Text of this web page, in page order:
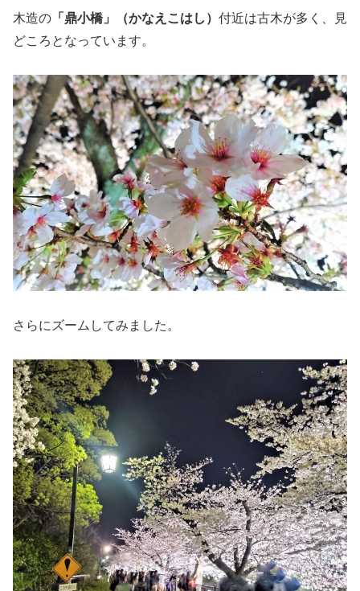
木造の 「鼎小橋」（かなえこはし） 付近は古木が多く、見
どころとなっています。
さらにズームしてみました。